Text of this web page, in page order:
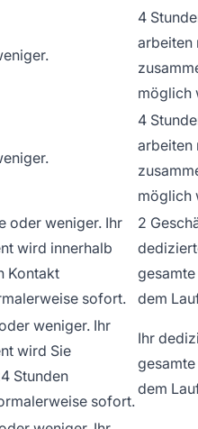
4
arbeiten
möglich
4
arbeiten
möglich
oder weniger. Ihr
wird innerhalb
Kontakt
sofort.
2
dem
weniger. Ihr
wird Sie
Stunden
sofort.
Ihr
dem